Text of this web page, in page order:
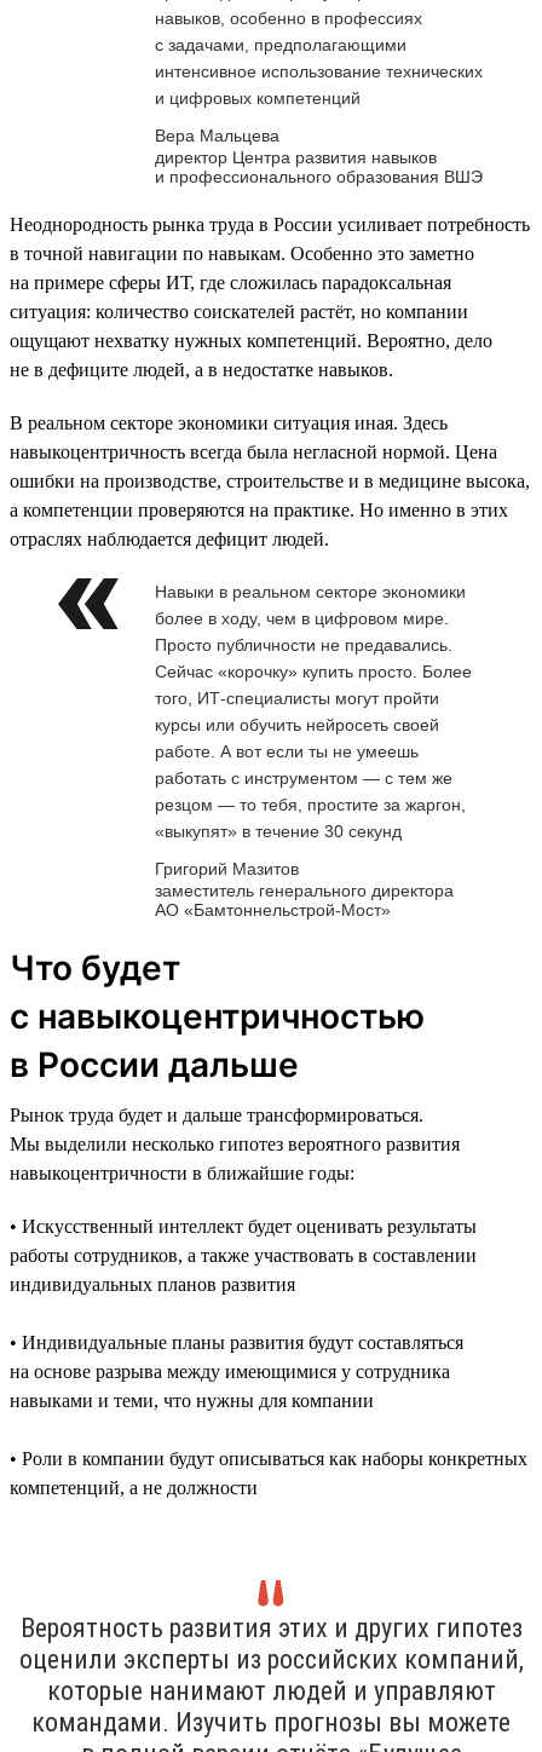
навыков, особенно в профессиях
с задачами, предполагающими
интенсивное использование технических
и цифровых компетенций
Вера Мальцева
директор Центра развития навыков
и профессионального образования ВШЭ
Неоднородность рынка труда в России усиливает потребность
в точной навигации по навыкам. Особенно это заметно
на примере сферы ИТ, где сложилась парадоксальная
ситуация: количество соискателей растёт, но компании
ощущают нехватку нужных компетенций. Вероятно, дело
не в дефиците людей, а в недостатке навыков.
В реальном секторе экономики ситуация иная. Здесь
навыкоцентричность всегда была негласной нормой. Цена
ошибки на производстве, строительстве и в медицине высока,
а компетенции проверяются на практике. Но именно в этих
отраслях наблюдается дефицит людей.
Навыки в реальном секторе экономики
более в ходу, чем в цифровом мире.
Просто публичности не предавались.
Сейчас «корочку» купить просто. Более
того, ИТ-специалисты могут пройти
курсы или обучить нейросеть своей
работе. А вот если ты не умеешь
работать с инструментом — с тем же
резцом — то тебя, простите за жаргон,
«выкупят» в течение 30 секунд
Григорий Мазитов
заместитель генерального директора
АО «Бамтоннельстрой-Мост»
Что будет
с навыкоцентричностью
в России дальше
Рынок труда будет и дальше трансформироваться.
Мы выделили несколько гипотез вероятного развития
навыкоцентричности в ближайшие годы:
• Искусственный интеллект будет оценивать результаты
работы сотрудников, а также участвовать в составлении
индивидуальных планов развития
• Индивидуальные планы развития будут составляться
на основе разрыва между имеющимися у сотрудника
навыками и теми, что нужны для компании
• Роли в компании будут описываться как наборы конкретных
компетенций, а не должности
Вероятность развития этих и других гипотез
оценили эксперты из российских компаний,
которые нанимают людей и управляют
командами. Изучить прогнозы вы можете